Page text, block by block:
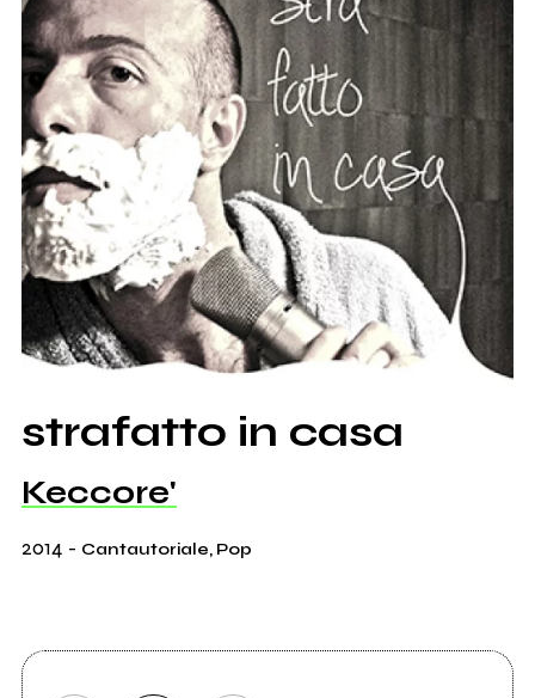
strafatto in casa
Keccore'
2014 - Cantautoriale, Pop